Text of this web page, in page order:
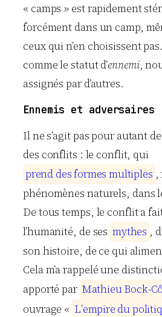
« camps » est rapidement
forcément dans un camp,
ceux qui n’en choisissent
comme le statut d’ennemi,
assignés par d’autres.
Ennemis et adversaires
Il ne s’agit pas pour autant
des conflits : le conflit, qui
prend desformes multiples ,
phénomènes naturels, dans
De tous temps, le conflit a
l’humanité, de ses mythes ,
son histoire, de ce qui
Cela m’a rappelé une
apporté par MathieuBock-C
ouvrage « L’empire dupolitiq